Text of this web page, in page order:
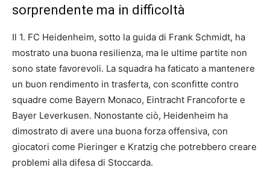
sorprendente ma in difficoltà
Il 1. FC Heidenheim, sotto la guida di Frank Schmidt, ha
mostrato una buona resilienza, ma le ultime partite non
sono state favorevoli. La squadra ha faticato a mantenere
un buon rendimento in trasferta, con sconfitte contro
squadre come Bayern Monaco, Eintracht Francoforte e
Bayer Leverkusen. Nonostante ciò, Heidenheim ha
dimostrato di avere una buona forza offensiva, con
giocatori come Pieringer e Kratzig che potrebbero creare
problemi alla difesa di Stoccarda.